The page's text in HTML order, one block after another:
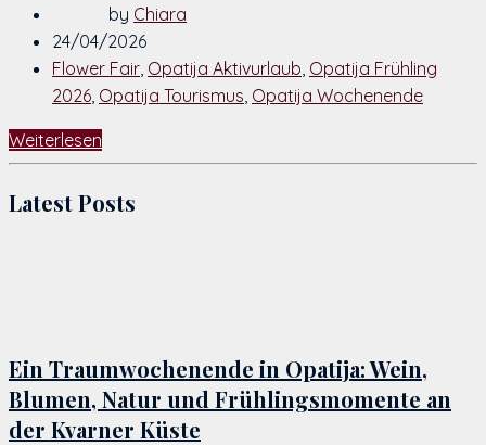
by Chiara
24/04/2026
Flower Fair, Opatija Aktivurlaub, Opatija Frühling
2026, Opatija Tourismus, Opatija Wochenende
Weiterlesen
Latest Posts
Ein Traumwochenende in Opatija: Wein,
Blumen, Natur und Frühlingsmomente an
der Kvarner Küste